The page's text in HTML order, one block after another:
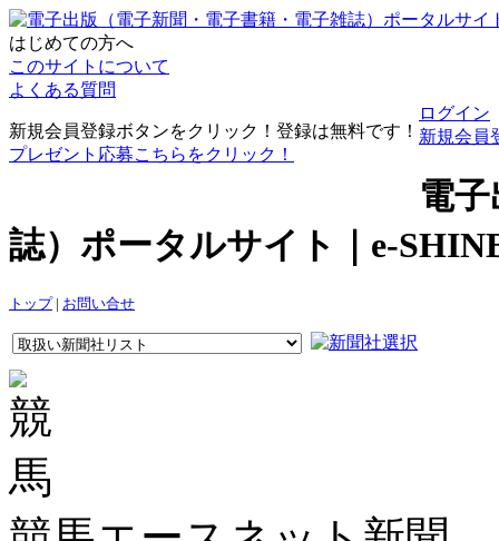
はじめての方へ
このサイトについて
よくある質問
新規会員登録ボタンをクリック！登録は無料です！
プレゼント応募こちらをクリック！
ログイン
新規会員
電
誌）ポータルサイト｜e-
トップ| お問い合せ